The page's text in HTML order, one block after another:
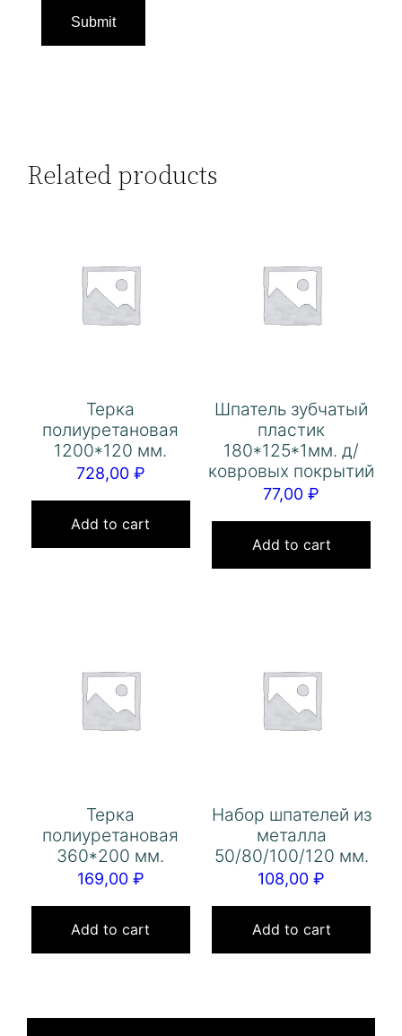
Related products
Терка
полиуретановая
1200*120 мм.
728,00 ₽
Add to cart
Шпатель зубчатый
пластик
180*125*1мм. д/
ковровых покрытий
77,00₽
Add to cart
Терка
полиуретановая
360*200 мм.
169,00 ₽
Add to cart
Набор шпателей из
металла
50/80/100/120 мм.
108,00₽
Add to cart